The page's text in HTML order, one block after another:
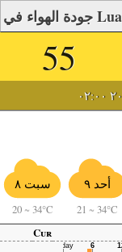
55
سبت ٨
20 ~ 34°C
أحد ٩
21 ~ 34°C
Cur